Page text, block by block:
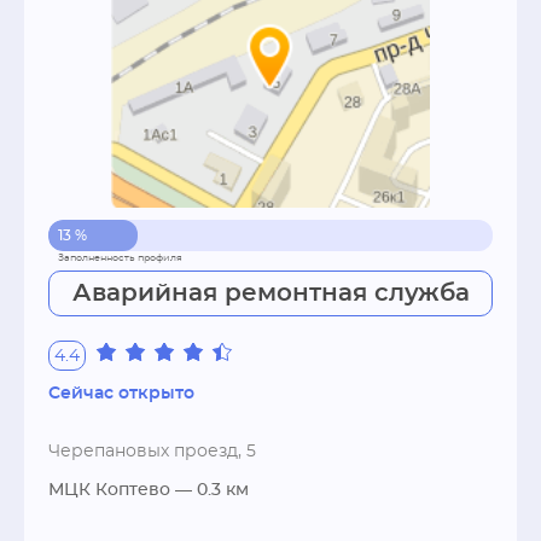
сэкономить на ремонте что не только
выгодно, но и приятно. Постоянные акции не
оставят равнодушным! Около 7500 клиентов
уже оценили качество предоставляемых нами
услуг и возвращаются снова.
Звоните сейчас!
13 %
Аварийная ремонтная служба
4.4
Сейчас открыто
Черепановых проезд, 5
МЦК Коптево — 0.3 км